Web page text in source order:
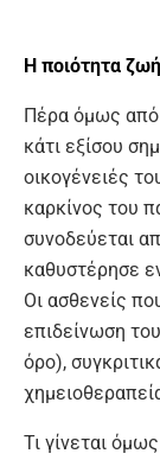
Η ποιότητα
Πέρα όμως από
κάτι εξίσου
οικογένειές
καρκίνος του
συνοδεύεται
καθυστέρησε
Οι ασθενείς
επιδείνωση
όρο),
Τι γίνεται